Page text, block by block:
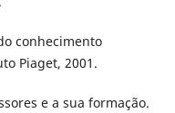
conhecimento
Piaget, 2001.
e a sua formação.